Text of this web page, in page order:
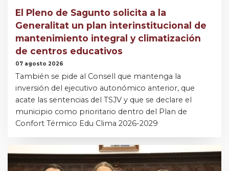
El Pleno de Sagunto solicita a la
Generalitat un plan interinstitucional de
mantenimiento integral y climatización
de centros educativos
07 agosto 2026
También se pide al Consell que mantenga la
inversión del ejecutivo autonómico anterior, que
acate las sentencias del TSJV y que se declare el
municipio como prioritario dentro del Plan de
Confort Térmico Edu Clima 2026-2029